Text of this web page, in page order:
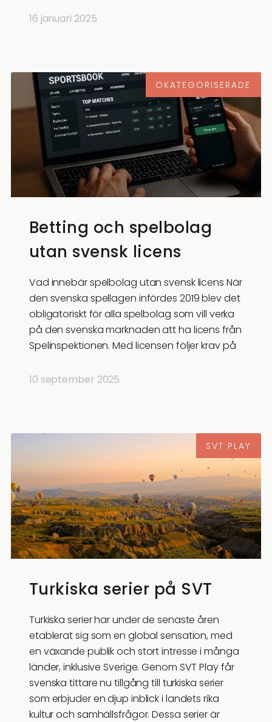
16 januari 2025
OKATEGORISERADE
Betting och spelbolag
utan svensk licens
Vad innebär spelbolag utan svensk licens När
den svenska spellagen infördes 2019 blev det
obligatoriskt för alla spelbolag som vill verka
på den svenska marknaden att ha licens från
Spelinspektionen. Med licensen följer krav på
10 september 2025
SVT PLAY
Turkiska serier på SVT
Turkiska serier har under de senaste åren
etablerat sig som en global sensation, med
en växande publik och stort intresse i många
länder, inklusive Sverige. Genom SVT Play får
svenska tittare nu tillgång till turkiska serier
som erbjuder en djup inblick i landets rika
kultur och samhällsfrågor. Dessa serier är